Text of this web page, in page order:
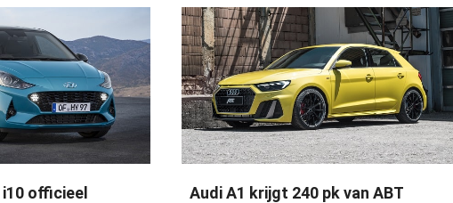
i10 officieel
Audi A1 krijgt 240 pk van ABT